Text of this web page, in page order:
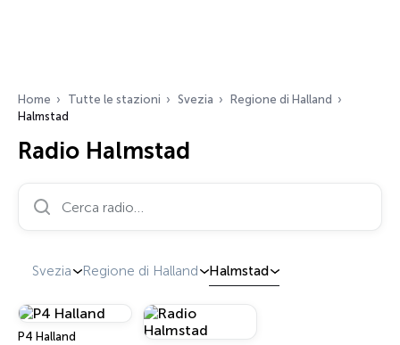
Home Tutte le stazioni Svezia
Regione di Halland
Halmstad
Radio Halmstad
Svezia Regione di Halland Halmstad
P4 Halland